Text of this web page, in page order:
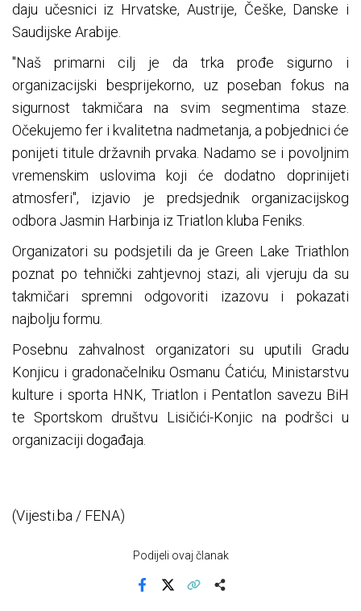
daju učesnici iz Hrvatske, Austrije, Češke, Danske i
Saudijske Arabije.
''Naš primarni cilj je da trka prođe sigurno i
organizacijski besprijekorno, uz poseban fokus na
sigurnost takmičara na svim segmentima staze.
Očekujemo fer i kvalitetna nadmetanja, a pobjednici će
ponijeti titule državnih prvaka. Nadamo se i povoljnim
vremenskim uslovima koji će dodatno doprinijeti
atmosferi'', izjavio je predsjednik organizacijskog
odbora Jasmin Harbinja iz Triatlon kluba Feniks.
Organizatori su podsjetili da je Green Lake Triathlon
poznat po tehnički zahtjevnoj stazi, ali vjeruju da su
takmičari spremni odgovoriti izazovu i pokazati
najbolju formu.
Posebnu zahvalnost organizatori su uputili Gradu
Konjicu i gradonačelniku Osmanu Ćatiću, Ministarstvu
kulture i sporta HNK, Triatlon i Pentatlon savezu BiH
te Sportskom društvu Lisičići-Konjic na podršci u
organizaciji događaja.
(Vijesti.ba / FENA)
Podijeli ovaj članak